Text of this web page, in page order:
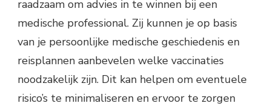
raadzaam om advies in te winnen bij een
medische professional. Zij kunnen je op basis
van je persoonlijke medische geschiedenis en
reisplannen aanbevelen welke vaccinaties
noodzakelijk zijn. Dit kan helpen om eventuele
risico’s te minimaliseren en ervoor te zorgen